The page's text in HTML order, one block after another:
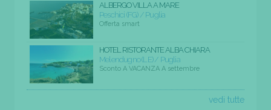
ALBERGO VILLA A MARE
Peschici (FG) / Puglia
Offerta smart
HOTEL RISTORANTE ALBA CHIARA
Melendugno (LE) / Puglia
Sconto A VACANZA A settembre
vedi tutte